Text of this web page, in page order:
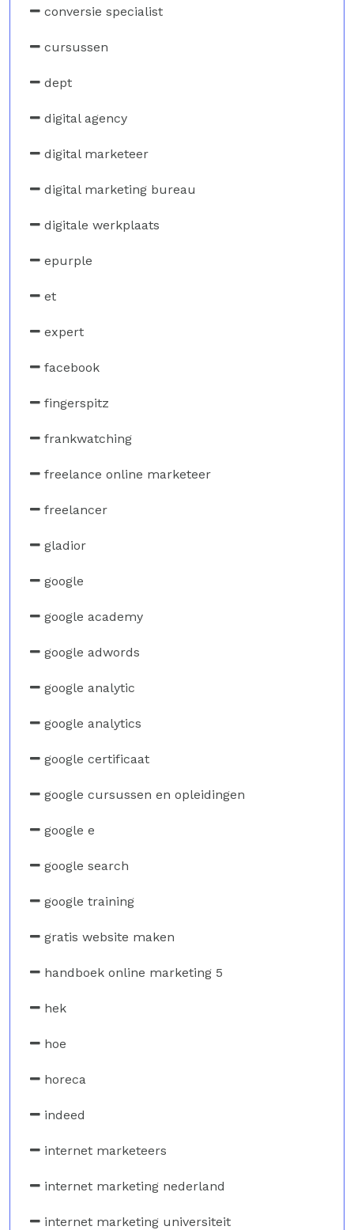
conversie specialist
cursussen
dept
digital agency
digital marketeer
digital marketing bureau
digitale werkplaats
epurple
et
expert
facebook
fingerspitz
frankwatching
freelance online marketeer
freelancer
gladior
google
google academy
google adwords
google analytic
google analytics
google certificaat
google cursussen en opleidingen
google e
google search
google training
gratis website maken
handboek online marketing 5
hek
hoe
horeca
indeed
internet marketeers
internet marketing nederland
internet marketing universiteit